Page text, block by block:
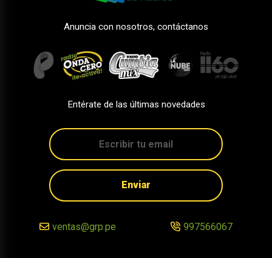
Anuncia con nosotros, contáctanos
Entérate de las últimas novedades
Enviar
ventas@grp.pe 997566067